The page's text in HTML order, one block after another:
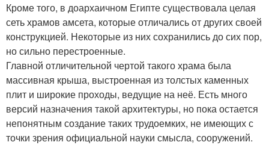
Кроме того, в доархаичном Египте существовала целая
сеть храмов амсета, которые отличались от других своей
конструкцией. Некоторые из них сохранились до сих пор,
но сильно перестроенные.
Главной отличительной чертой такого храма была
массивная крыша, выстроенная из толстых каменных
плит и широкие проходы, ведущие на неё. Есть много
версий назначения такой архитектуры, но пока остается
непонятным создание таких трудоемких, не имеющих с
точки зрения официальной науки смысла, сооружений.